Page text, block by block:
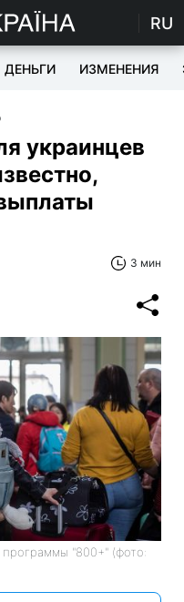
RU
ДЕНЬГИ ИЗМЕНЕНИЯ
украинцев
3 мин
"800+" (фото: